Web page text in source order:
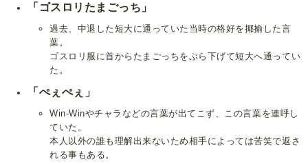
「ゴスロリたまごっち」
過去、中退した短大に通っていた当時の格好を揶揄した言
葉。
ゴスロリ服に首からたまごっちをぶら下げて短大へ通ってい
た。
「ぺぇぺぇ」
Win-Winやチャラなどの言葉が出てこず、この言葉を連呼し
ていた。
本人以外の誰も理解出来ないため相手によっては苦笑で返さ
れる事もある。